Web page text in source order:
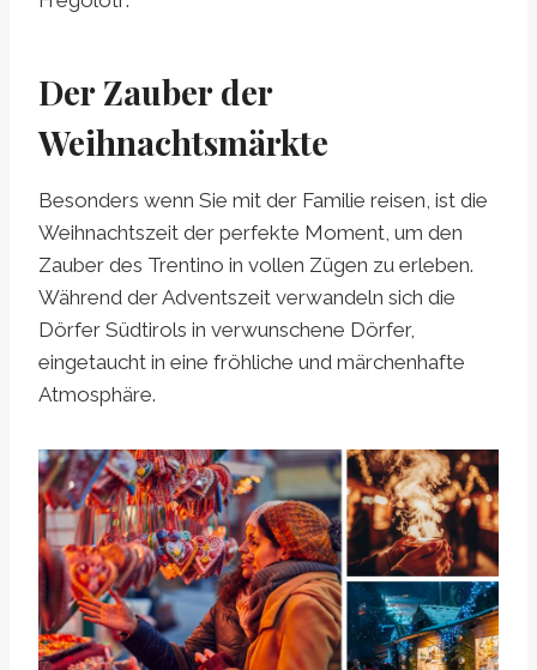
Der Zauber der
Weihnachtsmärkte
Besonders wenn Sie mit der Familie reisen, ist die
Weihnachtszeit der perfekte Moment, um den
Zauber des Trentino in vollen Zügen zu erleben.
Während der Adventszeit verwandeln sich die
Dörfer Südtirols in verwunschene Dörfer,
eingetaucht in eine fröhliche und märchenhafte
Atmosphäre.